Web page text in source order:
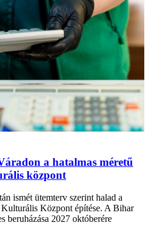
a hatalmas méretű
központ
ismét ütemterv szerint halad a
Központ építése. A Bihar
beruházása 2027 októberére